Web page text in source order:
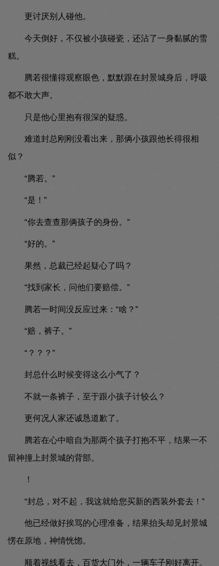
更讨厌别人碰他。
今天倒好，不仅被小孩碰瓷，还沾了一身黏腻的雪
糕。
腾若很懂得观察眼色，默默跟在封景城身后，呼吸
都不敢大声。
只是他心里抱有很深的疑惑。
难道封总刚刚没看出来，那俩小孩跟他长得很相
似？
“腾若。”
“是！”
“你去查查那俩孩子的身份。”
“好的。”
果然，总裁已经起疑心了吗？
“找到家长，问他们要赔偿。”
腾若一时间没反应过来：“啥？”
“赔，裤子。”
“？？？”
封总什么时候变得这么小气了？
不就一条裤子，至于跟小孩子计较么？
更何况人家还诚恳道歉了。
腾若在心中暗自为那两个孩子打抱不平，结果一不
留神撞上封景城的背部。
！
“封总，对不起，我这就给您买新的西装外套去！”
他已经做好挨骂的心理准备，结果抬头却见封景城
愣在原地，神情恍惚。
顺着视线看去，百货大门外，一辆车子刚好离开。